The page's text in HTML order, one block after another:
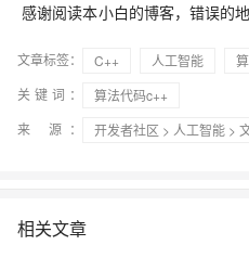
感谢阅读本小白的博客，错误的
文章标签： C++ 人工智能
关键词：
算法代码c++
来 源：
开发者社区 > 人工智能 >
相关文章